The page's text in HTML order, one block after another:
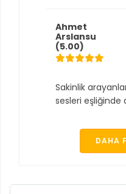
Ahmet
Arslansu
(5.00)
Sakinlik
sesleri eşliğinde
DAHA